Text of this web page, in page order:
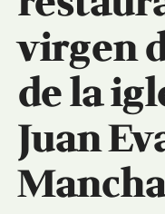
virgen
de la
Juan